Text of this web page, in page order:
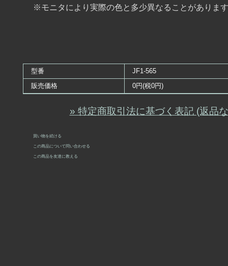
※モニタにより実際の色と多少異なることがありま
型番
JF1-565
販売価格
0円(税0円)
» 特定商取引法に基づく表記 (返品
買い物を続ける
この商品について問い合わせる
この商品を友達に教える